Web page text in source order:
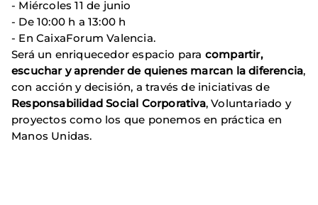
- Miércoles 11 de junio
- De 10:00 h a 13:00 h
- En CaixaForum Valencia.
Será un enriquecedor espacio para compartir,
escuchar y aprender de quienes marcan la diferencia,
con acción y decisión, a través de iniciativas de
Responsabilidad Social Corporativa, Voluntariado y
proyectos como los que ponemos en práctica en
Manos Unidas.